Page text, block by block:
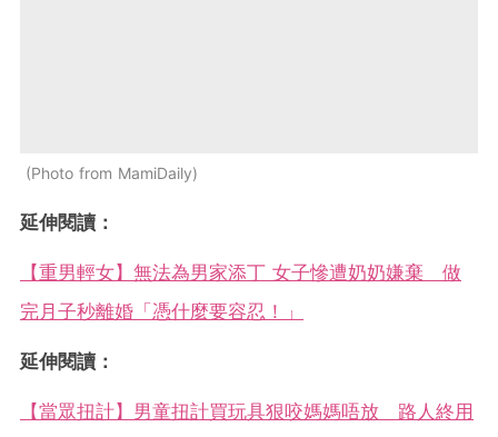
Photo from MamiDaily
延伸閱讀：
【重男輕女】無法為男家添丁 女子慘遭奶奶嫌棄 做
完月子秒離婚「憑什麼要容忍！」
延伸閱讀：
【當眾扭計】男童扭計買玩具狠咬媽媽唔放 路人終用